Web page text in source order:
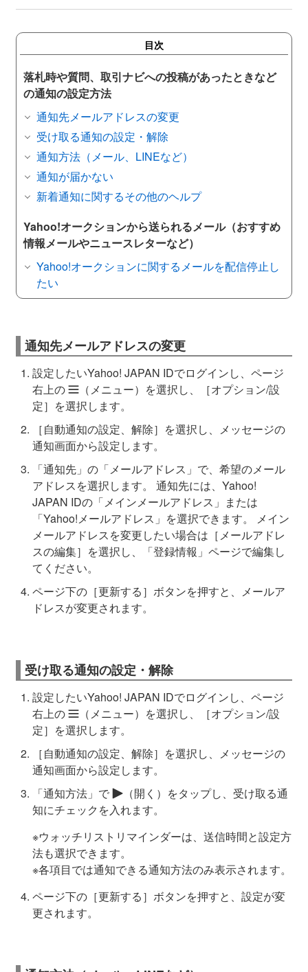
目次
落札時や質問、取引ナビへの投稿があったときなど
の通知の設定方法
通知先メールアドレスの変更
受け取る通知の設定・解除
通知方法（メール、LINEなど）
通知が届かない
新着通知に関するその他のヘルプ
Yahoo!オークションから送られるメール（おすすめ
情報メールやニュースレターなど）
Yahoo!オークションに関するメールを配信停止し
たい
通知先メールアドレスの変更
設定したいYahoo! JAPAN IDでログインし、ページ
右上の
（メニュー）を選択し、［オプション/設
定］を選択します。
［自動通知の設定、解除］を選択し、メッセージの
通知画面から設定します。
「通知先」の「メールアドレス」で、希望のメール
アドレスを選択します。 通知先には、Yahoo!
JAPAN IDの「メインメールアドレス」または
「Yahoo!メールアドレス」を選択できます。 メイン
メールアドレスを変更したい場合は［メールアドレ
スの編集］を選択し、「登録情報」ページで編集し
てください。
ページ下の［更新する］ボタンを押すと、メールア
ドレスが変更されます。
受け取る通知の設定・解除
設定したいYahoo! JAPAN IDでログインし、ページ
右上の
（メニュー）を選択し、［オプション/設
定］を選択します。
［自動通知の設定、解除］を選択し、メッセージの
通知画面から設定します。
「通知方法」で
（開く）をタップし、受け取る通
知にチェックを入れます。
※ウォッチリストリマインダーは、送信時間と設定方
法も選択できます。
※各項目では通知できる通知方法のみ表示されます。
ページ下の［更新する］ボタンを押すと、設定が変
更されます。